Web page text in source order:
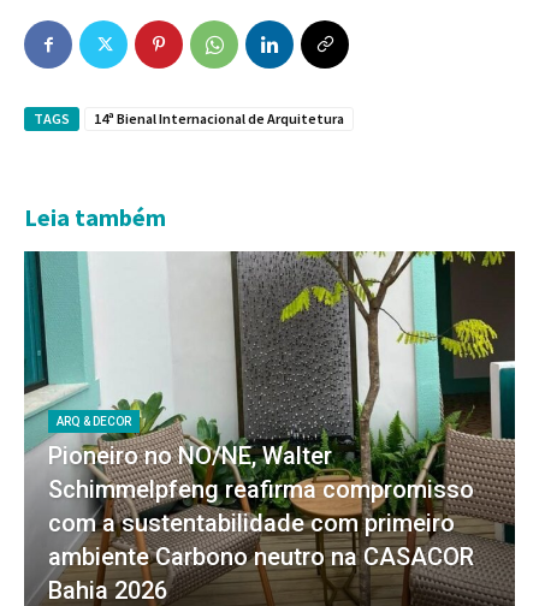
TAGS 14ª Bienal Internacional de Arquitetura
Leia também
ARQ & DECOR
Pioneiro no NO/NE, Walter
Schimmelpfeng reafirma compromisso
com a sustentabilidade com primeiro
ambiente Carbono neutro na CASACOR
Bahia 2026